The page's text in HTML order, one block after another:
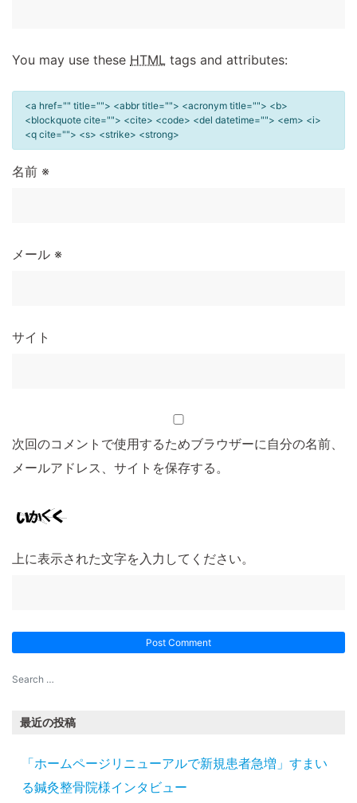
You may use these HTML tags and attributes:
<a href="" title=""> <abbr title=""> <acronym title=""> <b>
<blockquote cite=""> <cite> <code> <del datetime=""> <em> <i>
<q cite=""> <s> <strike> <strong>
名前 ※
メール ※
サイト
次回のコメントで使用するためブラウザーに自分の名前、
メールアドレス、サイトを保存する。
上に表示された文字を入力してください。
最近の投稿
「ホームページリニューアルで新規患者急増」すまい
る鍼灸整骨院様インタビュー